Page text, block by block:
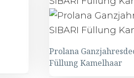
Prolana
Füllung Kamelhaar